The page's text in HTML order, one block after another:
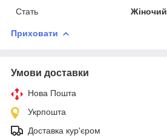
Стать
Жіночий
Приховати
Умови доставки
Нова Пошта
Укрпошта
Доставка кур'єром